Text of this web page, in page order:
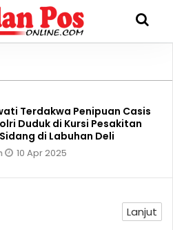
Terdakwa Penipuan Casis
Duduk di Kursi Pesakitan
di Labuhan Deli
10 Apr 2025
Lanjut